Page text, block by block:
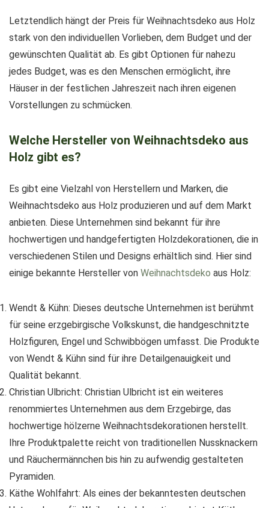
Letztendlich hängt der Preis für Weihnachtsdeko aus Holz
stark von den individuellen Vorlieben, dem Budget und der
gewünschten Qualität ab. Es gibt Optionen für nahezu
jedes Budget, was es den Menschen ermöglicht, ihre
Häuser in der festlichen Jahreszeit nach ihren eigenen
Vorstellungen zu schmücken.
Welche Hersteller von Weihnachtsdeko aus
Holz gibt es?
Es gibt eine Vielzahl von Herstellern und Marken, die
Weihnachtsdeko aus Holz produzieren und auf dem Markt
anbieten. Diese Unternehmen sind bekannt für ihre
hochwertigen und handgefertigten Holzdekorationen, die in
verschiedenen Stilen und Designs erhältlich sind. Hier sind
einige bekannte Hersteller von Weihnachtsdeko aus Holz:
Wendt & Kühn: Dieses deutsche Unternehmen ist berühmt
für seine erzgebirgische Volkskunst, die handgeschnitzte
Holzfiguren, Engel und Schwibbögen umfasst. Die Produkte
von Wendt & Kühn sind für ihre Detailgenauigkeit und
Qualität bekannt.
Christian Ulbricht: Christian Ulbricht ist ein weiteres
renommiertes Unternehmen aus dem Erzgebirge, das
hochwertige hölzerne Weihnachtsdekorationen herstellt.
Ihre Produktpalette reicht von traditionellen Nussknackern
und Räuchermännchen bis hin zu aufwendig gestalteten
Pyramiden.
Käthe Wohlfahrt: Als eines der bekanntesten deutschen